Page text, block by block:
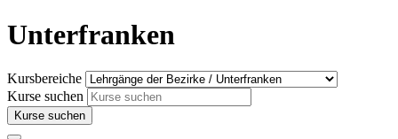
Unterfranken
Kursbereiche
Kurse suchen
Kurse suchen